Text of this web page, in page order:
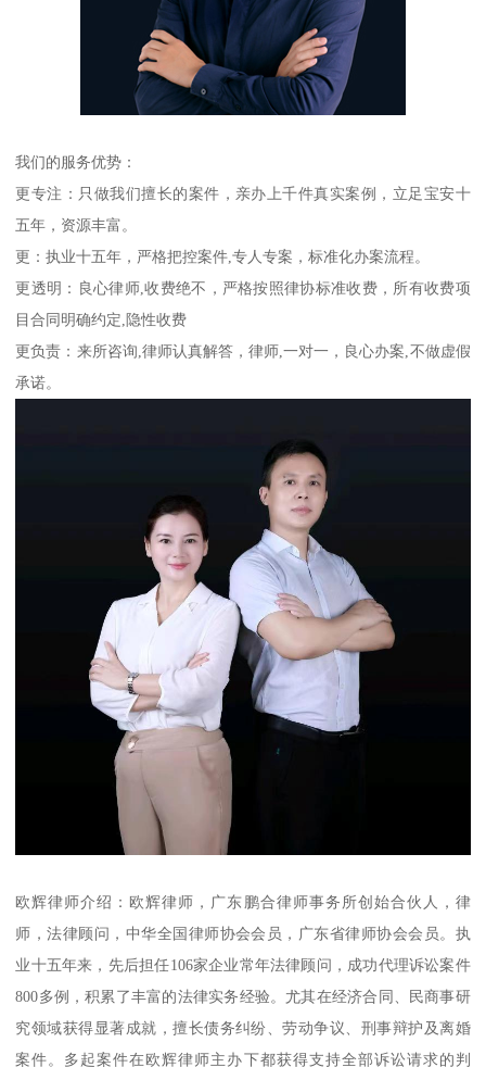
我们的服务优势：
更专注：只做我们擅长的案件，亲办上千件真实案例，立足宝安十
五年，资源丰富。
更：执业十五年，严格把控案件,专人专案，标准化办案流程。
更透明：良心律师,收费绝不，严格按照律协标准收费，所有收费项
目合同明确约定,隐性收费
更负责：来所咨询,律师认真解答，律师,一对一，良心办案,不做虚假
承诺。
欧辉律师介绍：欧辉律师，广东鹏合律师事务所创始合伙人，律
师，法律顾问，中华全国律师协会会员，广东省律师协会会员。执
业十五年来，先后担任106家企业常年法律顾问，成功代理诉讼案件
800多例，积累了丰富的法律实务经验。尤其在经济合同、民商事研
究领域获得显著成就，擅长债务纠纷、劳动争议、刑事辩护及离婚
案件。多起案件在欧辉律师主办下都获得支持全部诉讼请求的判